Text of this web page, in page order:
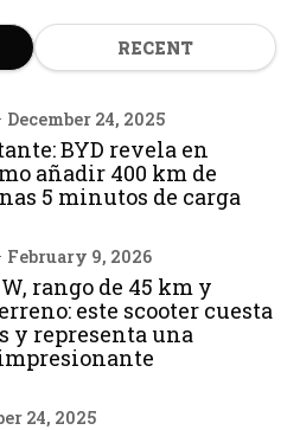
RECENT
December 24, 2025
BYD revela en
añadir 400 km de
5 minutos de carga
February 9, 2026
rango de 45 km y
este scooter cuesta
y representa una
24, 2025